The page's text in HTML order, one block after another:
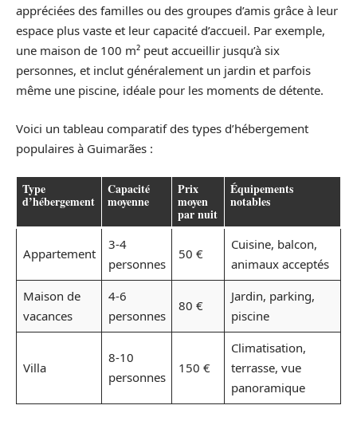
appréciées des familles ou des groupes d’amis grâce à leur
espace plus vaste et leur capacité d’accueil. Par exemple,
une maison de 100 m² peut accueillir jusqu’à six
personnes, et inclut généralement un jardin et parfois
même une piscine, idéale pour les moments de détente.
Voici un tableau comparatif des types d’hébergement
populaires à Guimarães :
Type
d’hébergement
Capacité
moyenne
Prix
moyen
par nuit
Équipements
notables
Appartement
3-4
personnes
50 €
Cuisine, balcon,
animaux acceptés
Maison de
vacances
4-6
personnes
80 €
Jardin, parking,
piscine
Villa
8-10
personnes
150 €
Climatisation,
terrasse, vue
panoramique